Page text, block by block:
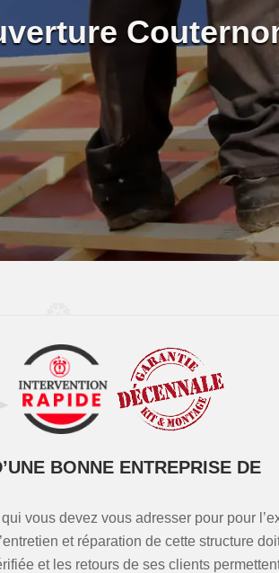
BONNE ENTREPRISE DE
vous devez vous adresser pour pour
et réparation de cette structure
et les retours de ses clients